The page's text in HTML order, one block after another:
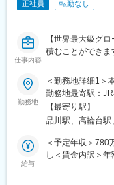
文書作成に際し
な環境で仕事を
■世界100か国以
世界最大のCRO
IQVIAは世界中の
ピード」を両立す
間が数か月も短
ている患者様のた
正社員 転勤なし
仕事内容
【世界最大級グ
積むことができま
から、幅広い治
成に携わり、非常
内の教育システ
プローチが可能
■仕事内容：
リード・メディカ
勤務地
＜勤務地詳細1＞
勤務地最寄駅：
務地詳細2＞全
えください。 受
【最寄り駅】
品川駅、高輪台駅
給与
＜予定年収＞780
し＜賃金内訳＞